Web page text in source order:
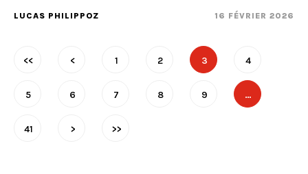
LUCAS PHILIPPOZ 16 FÉVRIER 2026
<< < 1 2 3 4
5 6 7 8 9 …
41 > >>